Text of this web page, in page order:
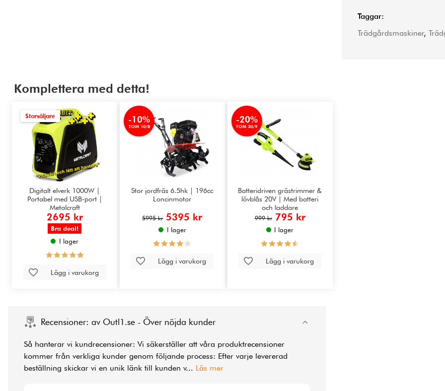
Taggar:
Trädgårdsmaskiner,
Komplettera med detta!
Storsäljare
Digitalt elverk 1000W |
Portabel med USB-port |
Metalcraft
2695 kr
Bra deal!
I lager
Lägg i varukorg
-10%
TOM 10/8
Stor jordfräs 6.5hk | 196cc
Loncinmotor
5995 kr 5395 kr
I lager
Lägg i varukorg
-20%
TOM 30/9
Batteridriven grästrimmer &
lövblås 20V | Med batteri
och laddare
999 kr 795 kr
I lager
Lägg i varukorg
Recensioner: av Outl1.se - Över nöjda kunder
Så hanterar vi kundrecensioner: Vi säkerställer att våra produktrecensioner
kommer från verkliga kunder genom följande process: Efter varje levererad
beställning skickar vi en unik länk till kunden v... Läs mer